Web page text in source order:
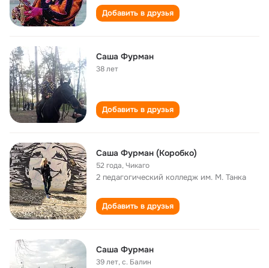
Добавить в друзья
Саша Фурман
38 лет
Добавить в друзья
Саша Фурман (Коробко)
52 года,Чикаго
2 педагогический колледж им. М. Танка
Добавить в друзья
Саша Фурман
39 лет,с. Балин